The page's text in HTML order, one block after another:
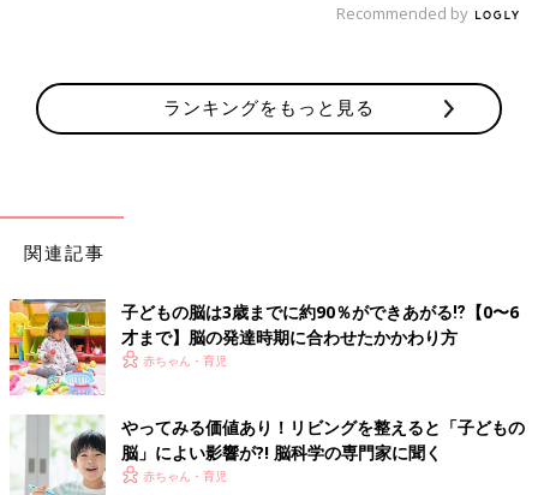
た働きをする神経細胞同士が集団を形成。各集団は領域を持ち、
異なる働きをします。たとえば｢聞く｣働きを持つ領域なら、神経
細胞同士ががっちり手をつなぎ、交通網が密になるほど、その領
域の体積は大きくなり｢聞く力｣が高まります。
とはいえ、脳は｢聞く｣などの１つの働きに対し、｢見る｣｢考える｣
といったさまざまな領域と関係し合って仕事をこなす特徴が。１
Recommended by
ランキングをもっと見る
関連記事
子どもの脳は3歳までに約90％ができあがる⁉【0〜6
才まで】脳の発達時期に合わせたかかわり方
赤ちゃん・育児
やってみる価値あり！リビングを整えると「子どもの
脳」によい影響が?! 脳科学の専門家に聞く
赤ちゃん・育児